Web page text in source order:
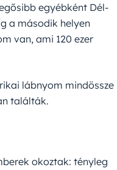
egyébként Dél-
a második helyen
van, ami 120 ezer
lábnyom mindössze
találták.
okoztak: tényleg